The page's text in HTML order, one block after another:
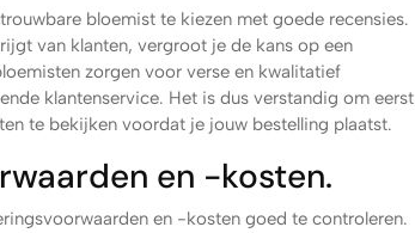
bloemist te kiezen met goede recensies.
van klanten, vergroot je de kans op een
zorgen voor verse en kwalitatief
klantenservice. Het is dus verstandig om eerst
te bekijken voordat je jouw bestelling plaatst.
en -kosten.
en -kosten goed te controleren.